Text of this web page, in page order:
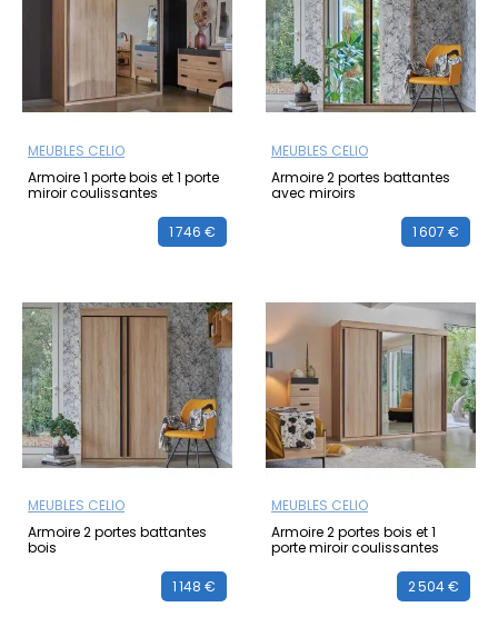
MEUBLES CELIO
Armoire 1 porte bois et 1 porte
miroir coulissantes
1 746 €
MEUBLES CELIO
Armoire 2 portes battantes
avec miroirs
1 607 €
MEUBLES CELIO
Armoire 2 portes battantes
bois
1 148 €
MEUBLES CELIO
Armoire 2 portes bois et 1
porte miroir coulissantes
2 504 €